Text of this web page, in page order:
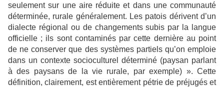
seulement sur une aire réduite et dans une communauté
déterminée, rurale généralement. Les patois dérivent d’un
dialecte régional
ou de changements subis par la langue
officielle ; ils sont contaminés par cette dernière au point
de ne conserver que des systèmes partiels qu’on emploie
dans un contexte socioculturel déterminé (paysan parlant
à des paysans de la vie rurale, par exemple) ». Cette
définition, clairement, est entièrement pétrie de préjugés et